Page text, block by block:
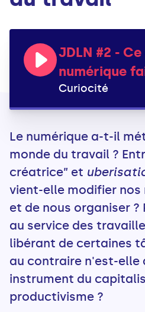
JDLN #2 -
numérique
Curiocité
Le numérique a-t-il
monde du travail ?
créatrice” et
vient-elle modifier nos
et de nous organiser
au service des
libérant de certaines
au contraire n'est-elle
instrument du
productivisme ?